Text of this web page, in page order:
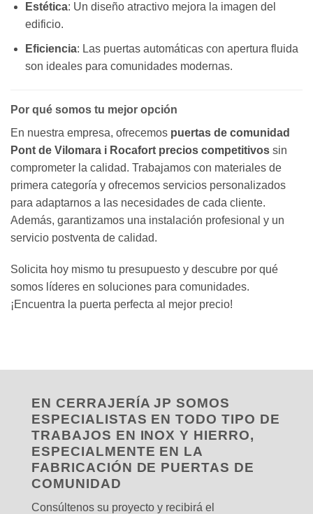
Estética: Un diseño atractivo mejora la imagen del
edificio.
Eficiencia: Las puertas automáticas con apertura fluida
son ideales para comunidades modernas.
Por qué somos tu mejor opción
En nuestra empresa, ofrecemos puertas de comunidad
Pont de Vilomara i Rocafort precios competitivos sin
comprometer la calidad. Trabajamos con materiales de
primera categoría y ofrecemos servicios personalizados
para adaptarnos a las necesidades de cada cliente.
Además, garantizamos una instalación profesional y un
servicio postventa de calidad.
Solicita hoy mismo tu presupuesto y descubre por qué
somos líderes en soluciones para comunidades.
¡Encuentra la puerta perfecta al mejor precio!
EN CERRAJERÍA JP SOMOS
ESPECIALISTAS EN TODO TIPO DE
TRABAJOS EN INOX Y HIERRO,
ESPECIALMENTE EN LA
FABRICACIÓN DE PUERTAS DE
COMUNIDAD
Consúltenos su proyecto y recibirá el